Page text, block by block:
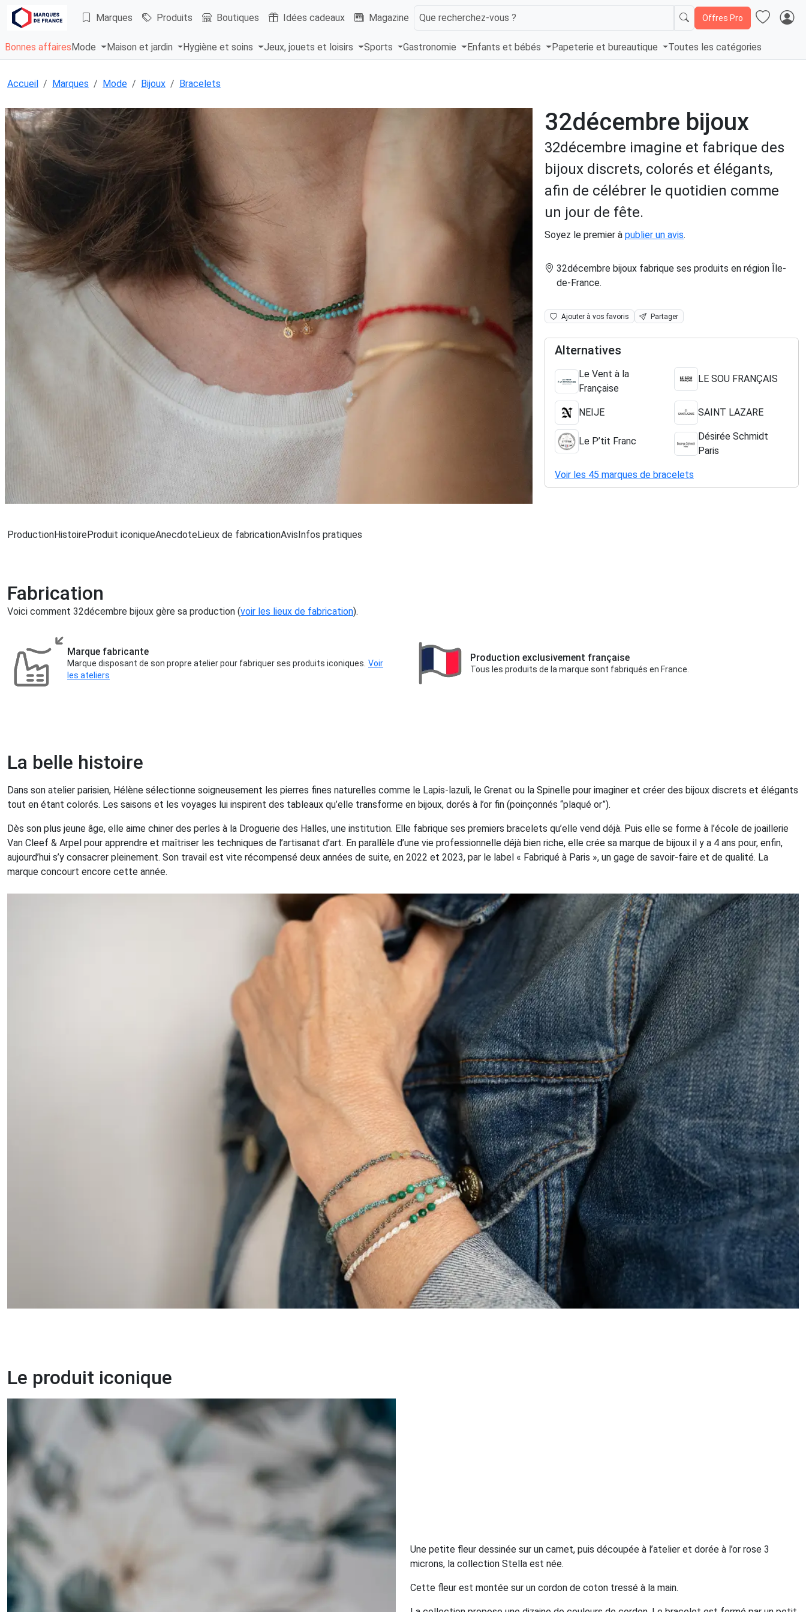
Marques Produits Boutiques Idées cadeaux Magazine Que recherchez-vous ? Offres Pro
Bonnes affaires Mode Maison et jardin Hygiène et soins Jeux, jouets et loisirs Sports Gastronomie Enfants et bébés Papeterie et bureautique Toutes les catégories
Accueil Marques Mode Bijoux Bracelets
Chargement...
32décembre bijoux
32décembre imagine et fabrique des
bijoux discrets, colorés et élégants,
afin de célébrer le quotidien comme
un jour de fête.
Soyez le premier à publier un avis.
32décembre bijoux fabrique ses produits en région Île-
de-France.
Ajouter à vos favoris Partager
Alternatives
Le Vent à la
Française
LE SOU FRANÇAIS
NEIJE SAINT LAZARE
Le P’tit Franc
Désirée Schmidt
Paris
Voir les 45 marques de bracelets
ProductionHistoireProduit iconiqueAnecdoteLieux de fabricationAvis Infos pratiques
Fabrication
Voici comment 32décembre bijoux gère sa production (voir les lieux de fabrication).
Marque fabricante
Marque disposant de son propre atelier pour fabriquer ses produits iconiques. Voir
les ateliers
Production exclusivement française
Tous les produits de la marque sont fabriqués en France.
La belle histoire
Dans son atelier parisien, Hélène sélectionne soigneusement les pierres fines naturelles comme le Lapis-lazuli, le Grenat ou la Spinelle pour imaginer et créer des bijoux discrets et élégants
tout en étant colorés. Les saisons et les voyages lui inspirent des tableaux qu’elle transforme en bijoux, dorés à l’or fin (poinçonnés “plaqué or”).
Dès son plus jeune âge, elle aime chiner des perles à la Droguerie des Halles, une institution. Elle fabrique ses premiers bracelets qu’elle vend déjà. Puis elle se forme à l’école de joaillerie
Van Cleef & Arpel pour apprendre et maîtriser les techniques de l’artisanat d’art. En parallèle d’une vie professionnelle déjà bien riche, elle crée sa marque de bijoux il y a 4 ans pour, enfin,
aujourd’hui s’y consacrer pleinement. Son travail est vite récompensé deux années de suite, en 2022 et 2023, par le label « Fabriqué à Paris », un gage de savoir-faire et de qualité. La
marque concourt encore cette année.
Le produit iconique
Une petite fleur dessinée sur un carnet, puis découpée à l’atelier et dorée à l’or rose 3
microns, la collection Stella est née.
Cette fleur est montée sur un cordon de coton tressé à la main.